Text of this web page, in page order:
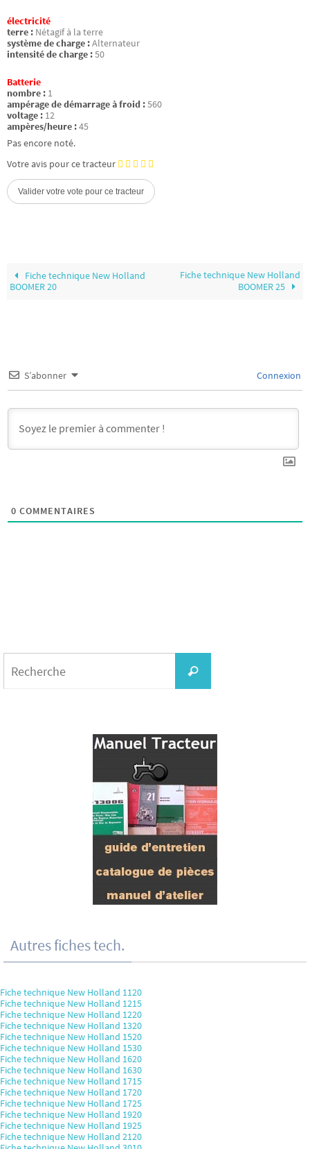
électricité
terre : Nétagif à la terre
système de charge :Alternateur
intensité de charge :50
Batterie
nombre : 1
ampérage de démarrage à froid :560
voltage : 12
ampères/heure :45
Pas encore noté.
Votre avis pour ce tracteur
Fiche technique New Holland
BOOMER 20
Fiche technique New Holland
BOOMER 25
S’abonner Connexion
0 COMMENTAIRES
Recherche
Autres fiches tech.
Fiche technique New Holland 1120
Fiche technique New Holland 1215
Fiche technique New Holland 1220
Fiche technique New Holland 1320
Fiche technique New Holland 1520
Fiche technique New Holland 1530
Fiche technique New Holland 1620
Fiche technique New Holland 1630
Fiche technique New Holland 1715
Fiche technique New Holland 1720
Fiche technique New Holland 1725
Fiche technique New Holland 1920
Fiche technique New Holland 1925
Fiche technique New Holland 2120